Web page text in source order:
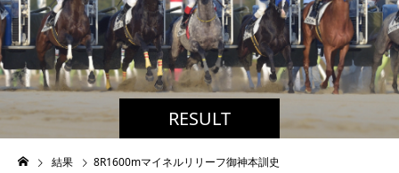
RESULT
結果 8R1600mマイネルリリーフ御神本訓史